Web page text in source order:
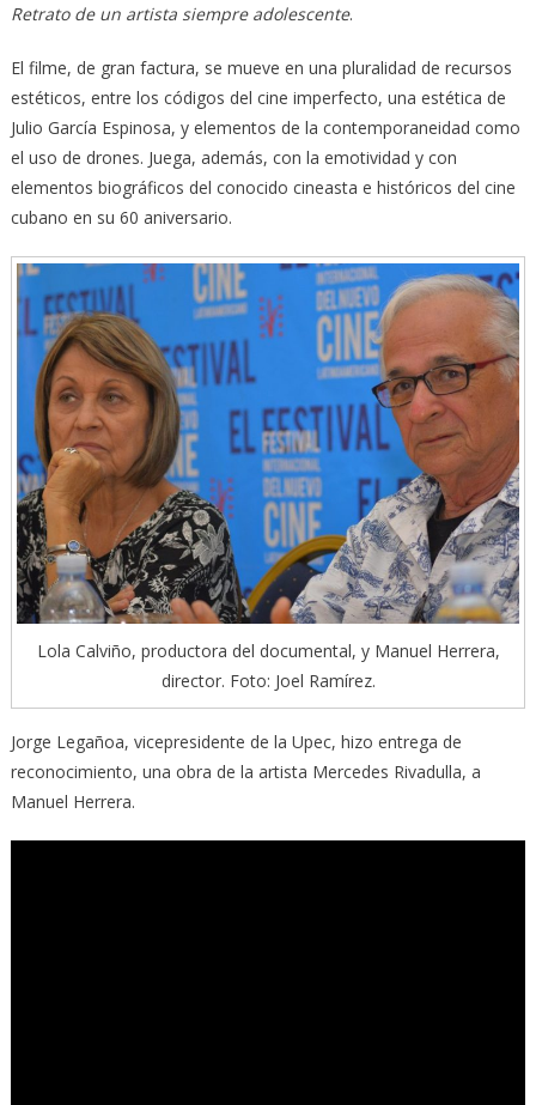
Retrato de un artista siempre adolescente.
El filme, de gran factura, se mueve en una pluralidad de recursos
estéticos, entre los códigos del cine imperfecto, una estética de
Julio García Espinosa, y elementos de la contemporaneidad como
el uso de drones. Juega, además, con la emotividad y con
elementos biográficos del conocido cineasta e históricos del cine
cubano en su 60 aniversario.
Lola Calviño, productora del documental, y Manuel Herrera,
director. Foto: Joel Ramírez.
Jorge Legañoa, vicepresidente de la Upec, hizo entrega de
reconocimiento, una obra de la artista Mercedes Rivadulla, a
Manuel Herrera.